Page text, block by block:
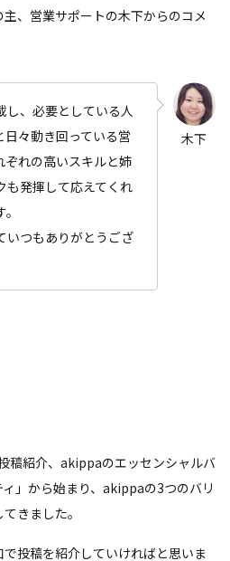
、営業サポートの木下からのコメ
、必要としている人
日々動き回っている営
ぞれの高いスキルと姉
も発揮して応えてくれ
いつもありがとうござ
木下
稿紹介、akippaのエッセンシャルバ
」から始まり、akippaの3つのバリ
きました。
投稿を紹介していければと思いま